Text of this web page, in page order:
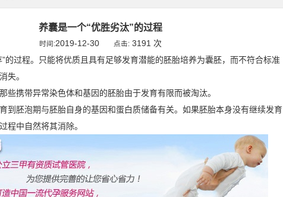
养囊是一个“优胜劣汰”的过程
时间:2019-12-30 点击: 3191 次
的过程。只能将优质且具有足够发育潜能的胚胎培养为囊胚，而不符合标准
失。
些携带异常染色体和基因的胚胎由于发育有限而被淘汰。
到胚泡期与胚胎自身的基因和蛋白质储备有关。如果胚胎本身没有继续发育
程中自然将其消除。